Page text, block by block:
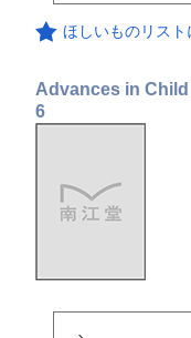
ほしいものリスト
Advances in
6